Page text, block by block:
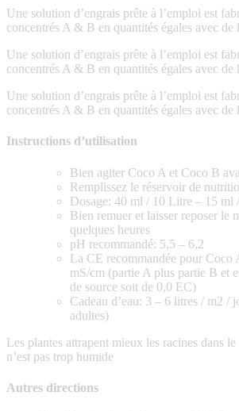
Une solution d’engrais prête à l’emploi est
concentrés A & B en quantités égales avec de
Une solution d’engrais prête à l’emploi est
concentrés A & B en quantités égales avec de
Une solution d’engrais prête à l’emploi est
concentrés A & B en quantités égales avec de
Instructions d’utilisation
Bien agiter Coco A et Coco B
Remplissez le réservoir de
Dosage: 40 ml / 10 Litre – 15 ml
Bien remuer et laisser reposer le
quelques heures
pH recommandé: 5,5 – 6,2
La CE recommandée pour Coco
mS/cm (partie A plus partie B et
de source soit de 0,0 EC)
Cadeau d’eau: 3 – 6 litres / m2 /
adultes)
Les plantes attrapent mieux les racines dans
n’est pas trop humide
Autres directions